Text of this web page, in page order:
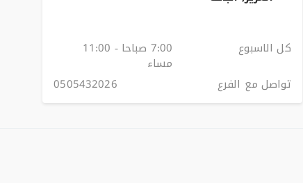
كل الاسبوع 7:00 صباحا - 11:00
مساء
تواصل مع الفرع
0505432026